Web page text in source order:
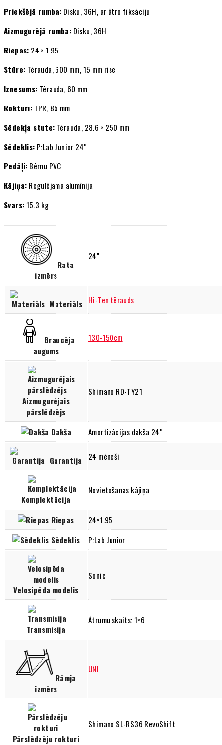
Priekšējā rumba: Disku, 36H, ar ātro fiksāciju
Aizmugurējā rumba: Disku, 36H
Riepas: 24 × 1.95
Stūre: Tērauda, 600 mm, 15 mm rise
Iznesums: Tērauda, 60 mm
Rokturi: TPR, 85 mm
Sēdekļa stute: Tērauda, 28.6 × 250 mm
Sēdeklis: P:Lab Junior 24″
Pedāļi: Bērnu PVC
Kājiņa: Regulējama alumīnija
Svars: 15.3 kg
Rata
izmērs
24"
Materiāls Hi-Ten tērauds
Braucēja
augums
130-150cm
Aizmugurējais
pārslēdzējs
Shimano RD-TY21
Dakša Amortizācijas dakša 24″
Garantija 24 mēneši
Komplektācija
Novietošanas kājiņa
Riepas
24×1.95
Sēdeklis
P:Lab Junior
Velosipēda modelis
Sonic
Transmisija
Ātrumu skaits: 1×6
Rāmja
izmērs
UNI
Pārslēdzēju rokturi
Shimano SL-RS36 RevoShift